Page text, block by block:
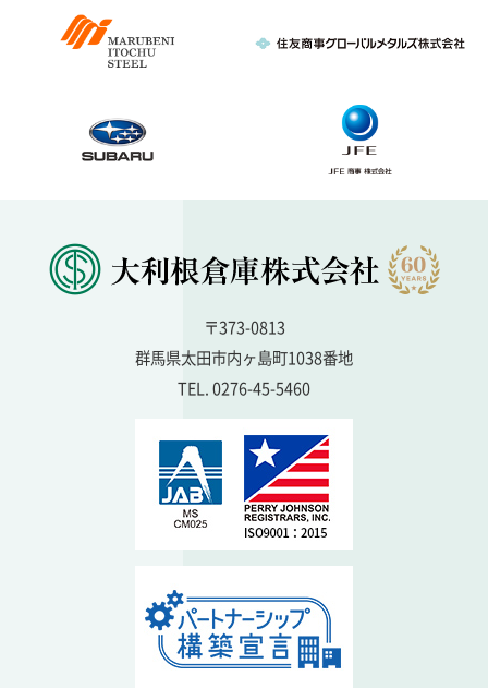
〒373-0813
群馬県太田市内ヶ島町1038番地
TEL. 0276-45-5460